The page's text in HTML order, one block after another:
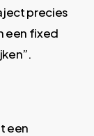
precies
een fixed
een